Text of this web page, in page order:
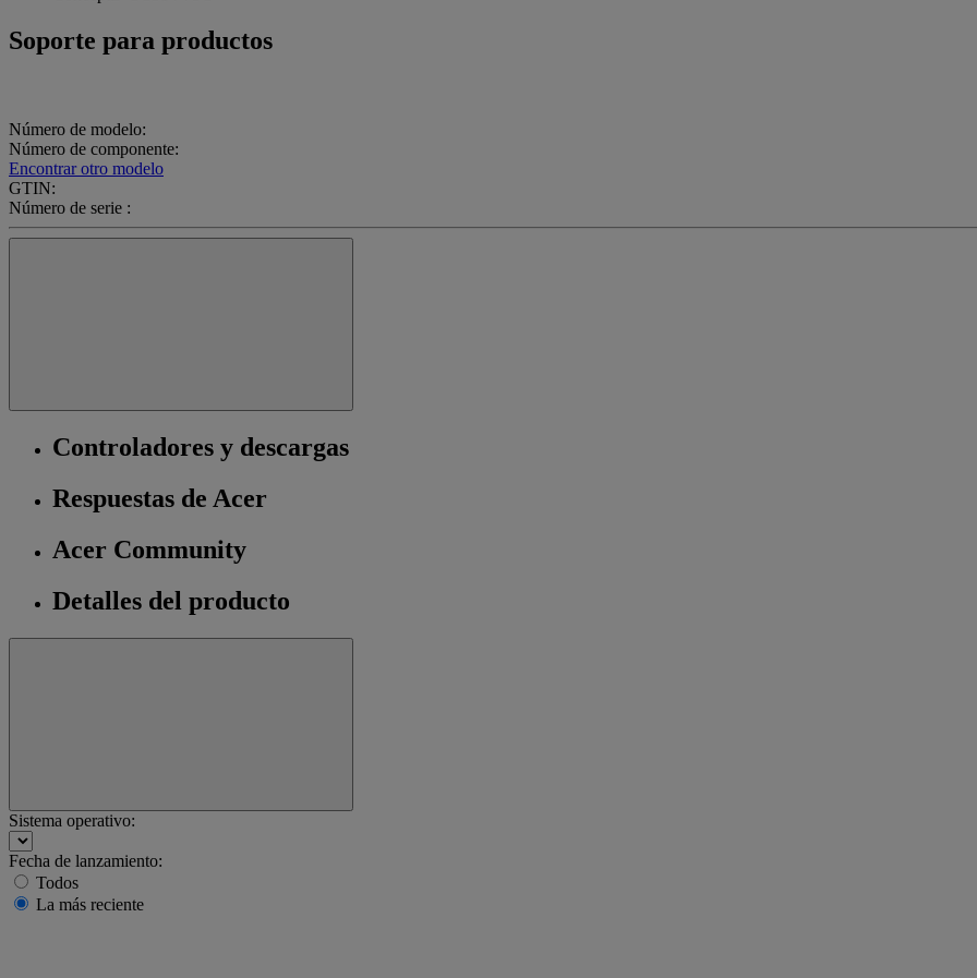
Soporte para productos
Número de modelo:
Número de componente:
Encontrar otro modelo
GTIN:
Número de serie :
Controladores y descargas
Respuestas de Acer
Acer Community
Detalles del producto
Sistema operativo:
Fecha de lanzamiento:
Todos
La más reciente